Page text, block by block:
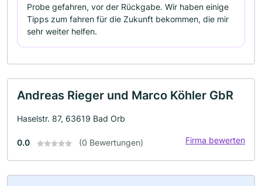
Probe gefahren, vor der Rückgabe. Wir haben einige
Tipps zum fahren für die Zukunft bekommen, die mir
sehr weiter helfen.
Andreas Rieger und Marco Köhler GbR
Haselstr. 87, 63619 Bad Orb
0.0 (0 Bewertungen) Firma bewerten